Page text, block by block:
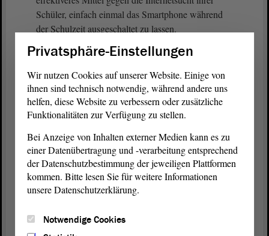
Schüler, einfach einmal das Smartphone während
der Schulzeit ausgeschaltet zu lassen.
(Beifall bei der AfD)
Auch, wenn keine regelrechte Sucht vorliegt,
schadet die Präsenz des Smartphones im Unterricht.
Der Psychologe Adrian Ward hat 2017 in den USA
Smartphones auf dem Tisch ausreicht, damit
Probanden bei Testfragen schlechter abschneiden.
Ein in der Nähe befindliches eingeschaltetes
Smartphone nimmt uns so in Beschlag, dass
Privatsphäre-Einstellungen
Wir nutzen Cookies auf unserer Website. Einige von
ihnen sind technisch notwendig, während andere uns
helfen, diese Website zu verbessern oder zusätzliche
Funktionalitäten zur Verfügung zu stellen.
Bei Anzeige von Inhalten externer Medien kann es zu
einer Datenübertragung und -verarbeitung entsprechend
der Datenschutzbestimmung der jeweiligen Plattformen
kommen. Bitte lesen Sie für weitere Informationen
unsere Datenschutzerklärung.
Notwendige Cookies